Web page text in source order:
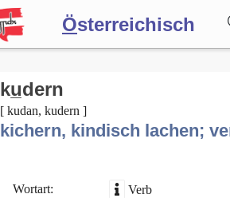
Österreichisch
Forum
Blog
ku̲dern
[ kudan, kudern ]
kichern, kindisch lachen;
Wortart: Verb